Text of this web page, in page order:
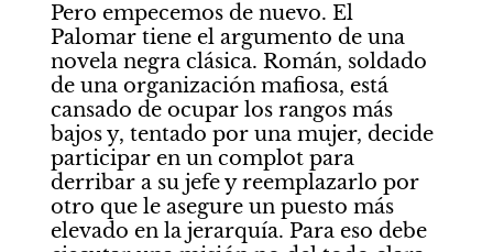
Pero empecemos de nuevo. El
Palomar tiene el argumento de una
novela negra clásica. Román, soldado
de una organización mafiosa, está
cansado de ocupar los rangos más
bajos y, tentado por una mujer, decide
participar en un complot para
derribar a su jefe y reemplazarlo por
otro que le asegure un puesto más
elevado en la jerarquía. Para eso debe